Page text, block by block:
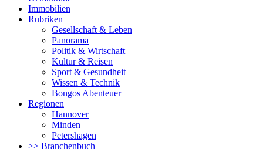
Immobilien
Rubriken
Gesellschaft & Leben
Panorama
Politik & Wirtschaft
Kultur & Reisen
Sport & Gesundheit
Wissen & Technik
Bongos Abenteuer
Regionen
Hannover
Minden
Petershagen
>> Branchenbuch